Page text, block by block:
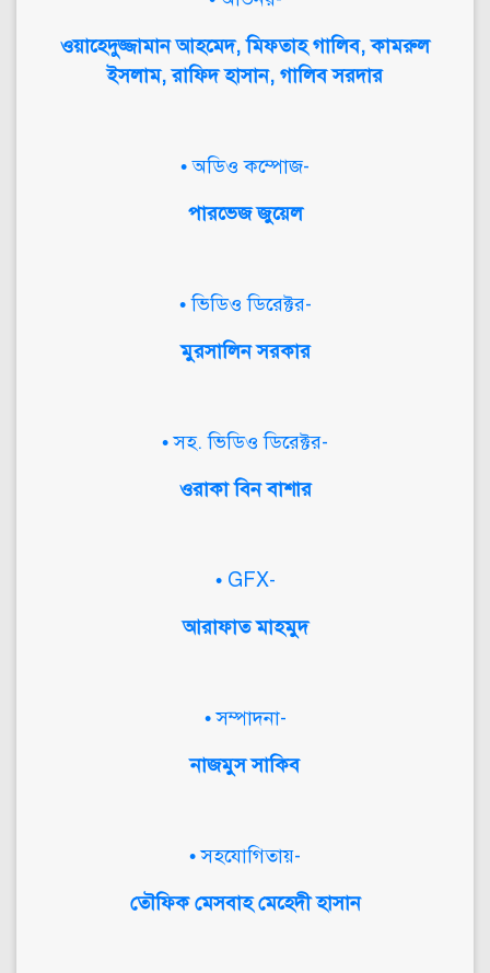
ওয়াহেদুজ্জামান আহমেদ, মিফতাহ গালিব, কামরুল
ইসলাম, রাফিদ হাসান, গালিব সরদার
• অডিও কম্পোজ-
পারভেজ জুয়েল
• ভিডিও ডিরেক্টর-
মুরসালিন সরকার
• সহ. ভিডিও ডিরেক্টর-
ওরাকা বিন বাশার
• GFX-
আরাফাত মাহমুদ
• সম্পাদনা-
নাজমুস সাকিব
• সহযোগিতায়-
তৌফিক মেসবাহ মেহেদী হাসান